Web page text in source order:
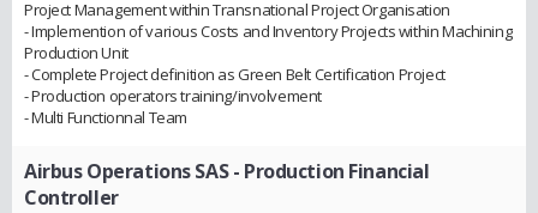
Project Management within Transnational Project Organisation
- Implemention of various Costs and Inventory Projects within Machining
Production Unit
- Complete Project definition as Green Belt Certification Project
- Production operators training/involvement
- Multi Functionnal Team
Airbus Operations SAS- Production Financial
Controller